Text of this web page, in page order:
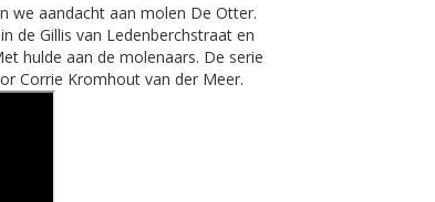
we aandacht aan molen De Otter.
de Gillis van Ledenberchstraat en
hulde aan de molenaars. De serie
Corrie Kromhout van der Meer.